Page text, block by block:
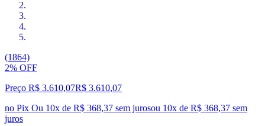
(1864)
2% OFF
Preço R$ 3.610,07R$ 3.610,07
no Pix Ou 10x de R$ 368,37 sem jurosou 10x de R$ 368,37 sem
juros